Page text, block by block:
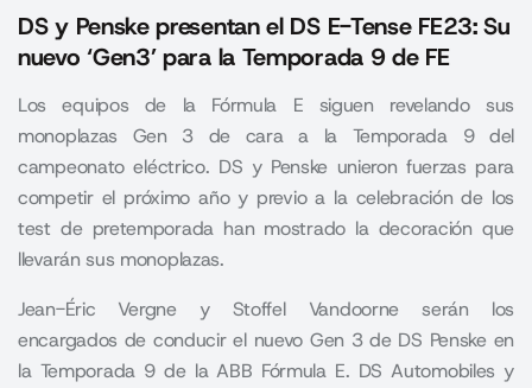
DS y Penske presentan el DS E-Tense FE23: Su
nuevo ‘Gen3’ para la Temporada 9 de FE
Los equipos de la Fórmula E siguen revelando sus
monoplazas Gen 3 de cara a la Temporada 9 del
campeonato eléctrico. DS y Penske unieron fuerzas para
competir el próximo año y previo a la celebración de los
test de pretemporada han mostrado la decoración que
llevarán sus monoplazas.
Jean-Éric Vergne y Stoffel Vandoorne serán los
encargados de conducir el nuevo Gen 3 de DS Penske en
la Temporada 9 de la ABB Fórmula E. DS Automobiles y